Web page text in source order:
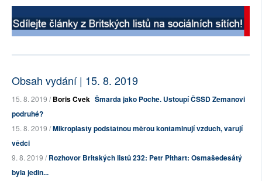
Obsah vydání | 15. 8. 2019
15. 8. 2019 /Boris Cvek Šmarda jako Poche. Ustoupí ČSSD Zemanovi
podruhé?
15. 8. 2019 /Mikroplasty podstatnou měrou kontaminují vzduch, varují
vědci
9. 8. 2019 /Rozhovor Britských listů 232: Petr Pithart: Osmašedesátý
byla jedin...